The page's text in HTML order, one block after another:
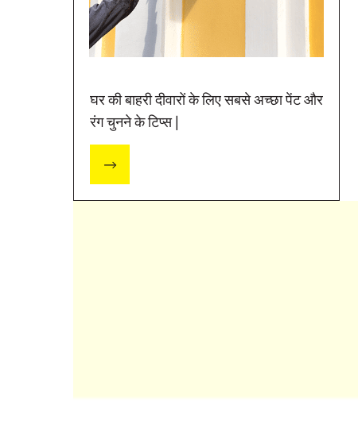
घर की बाहरी दीवारों के लिए सबसे अच्छा पेंट और
रंग चुनने के टिप्स |